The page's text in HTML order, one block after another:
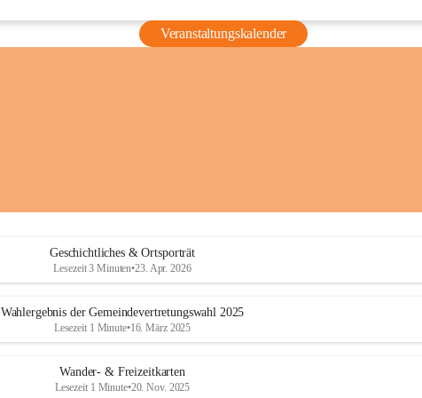
Veranstaltungskalender
Geschichtliches & Ortsporträt
Lesezeit 3 Minuten•23. Apr. 2026
Wahlergebnis der Gemeindevertretungswahl 2025
Lesezeit 1 Minute•16. März 2025
Wander- & Freizeitkarten
Lesezeit 1 Minute•20. Nov. 2025